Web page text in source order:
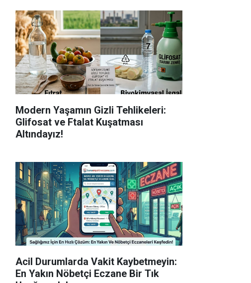
Modern Yaşamın Gizli Tehlikeleri:
Glifosat ve Ftalat Kuşatması
Altındayız!
Acil Durumlarda Vakit Kaybetmeyin:
En Yakın Nöbetçi Eczane Bir Tık